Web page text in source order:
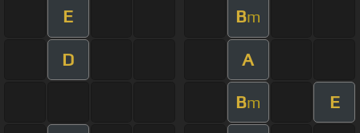
E Bm
D A
Bm E